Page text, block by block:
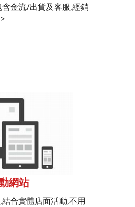
金流/出貨及客服,經銷
網站
合實體店面活動,不用